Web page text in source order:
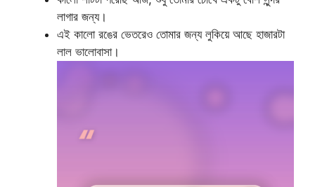
লাগার জন্য।
এই কালো রঙের ভেতরেও তোমার জন্য লুকিয়ে আছে হাজারটা
লাল ভালোবাসা।